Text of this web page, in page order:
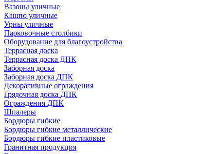
Вазоны уличные
Кашпо уличные
Урны уличные
Парковочные столбики
Оборудование для благоустройства
Террасная доска
Террасная доска ДПК
Заборная доска
Заборная доска ДПК
Декоративные ограждения
Грядочная доска ДПК
Ограждения ДПК
Шпалеры
Бордюры гибкие
Бордюры гибкие металлические
Бордюры гибкие пластиковые
Гранитная продукция